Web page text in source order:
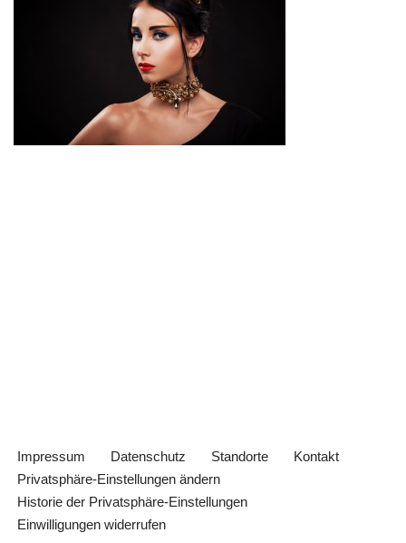
Impressum Datenschutz Standorte
Kontakt
Privatsphäre-Einstellungen ändern
Historie der Privatsphäre-Einstellungen
Einwilligungen widerrufen